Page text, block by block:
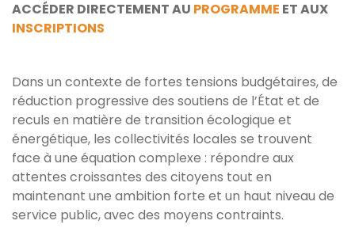
ACCÉDER DIRECTEMENT AU PROGRAMME ET AUX
INSCRIPTIONS
Dans un contexte de fortes tensions budgétaires, de
réduction progressive des soutiens de l’État et de
reculs en matière de transition écologique et
énergétique, les collectivités locales se trouvent
face à une équation complexe : répondre aux
attentes croissantes des citoyens tout en
maintenant une ambition forte et un haut niveau de
service public, avec des moyens contraints.